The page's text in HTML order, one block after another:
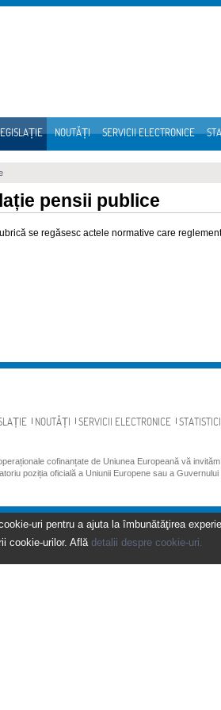
NOUTĂȚI SERVICII ELECTRONICE
pensii publice
se regăsesc actele normative care
NOUTĂȚI SERVICII ELECTRONICE STATISTICI
cofinanțate de Uniunea Europeană vă
poziția oficială a Uniunii Europene sau a Guvernului
uri pentru a ajuta la îmbunătăţirea
cookie-urilor. Află detalii despre cookie-uri.